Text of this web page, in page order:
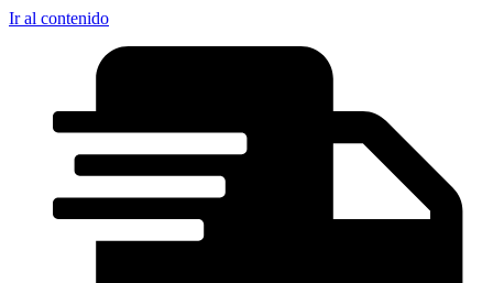
Ir al contenido